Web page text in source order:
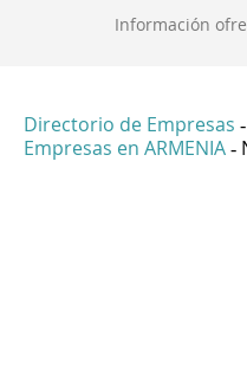
Información
Directorio de Empresas -
Empresas en ARMENIA -